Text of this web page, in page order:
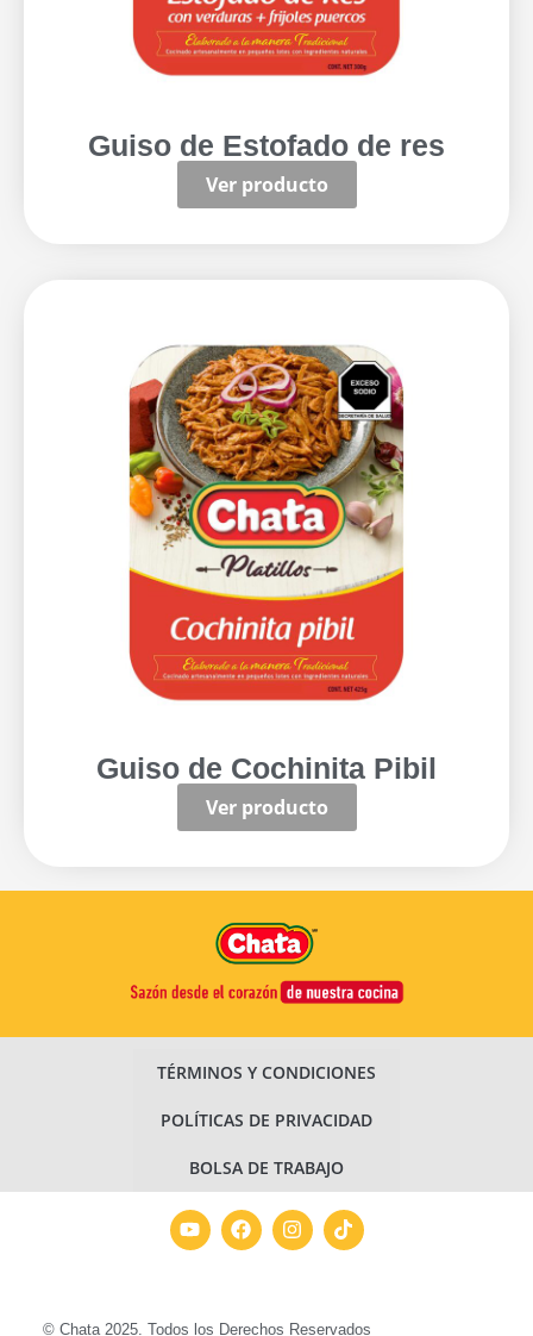
Guiso de Estofado de res
Ver producto
Guiso de Cochinita Pibil
Ver producto
TÉRMINOS Y CONDICIONES
POLÍTICAS DE PRIVACIDAD
BOLSA DE TRABAJO
© Chata 2025. Todos los Derechos Reservados